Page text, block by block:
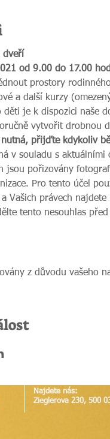
dveří
od 9.00 do 17.00
prostory
a další kurzy
je k dispozici naše
vytvořit drobnou
nutná, přijďte kdykoliv
v souladu s
jsou pořizovány
Pro tento účel
Vašich právech
tento nesouhlas
z důvodu vašeho
Najdete nás:
Zieglerova 230, 500